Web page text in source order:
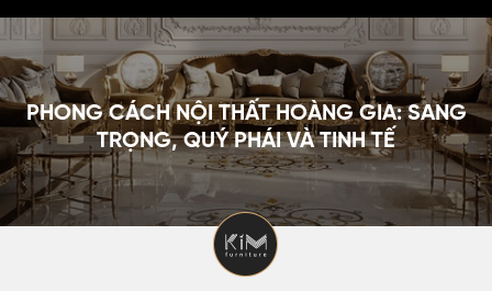
c
o
n
t
e
PHONG CÁCH NỘI THẤT HOÀNG GIA: SANG
TRỌNG, QUÝ PHÁI VÀ TINH TẾ